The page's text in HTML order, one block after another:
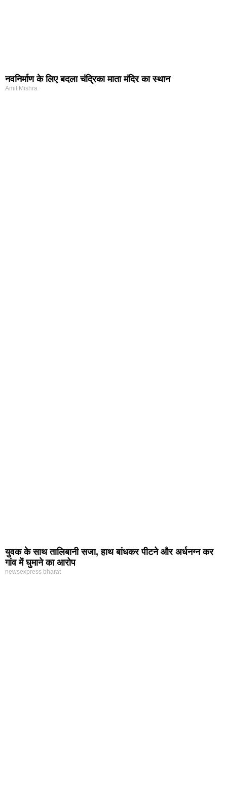
नवनिर्माण के लिए बदला चंद्रिका माता मंदिर का स्थान
Amit Mishra
युवक के साथ तालिबानी सजा, हाथ बांधकर पीटने और अर्धनग्न कर
गांव में घुमाने का आरोप
newsexpress bharat